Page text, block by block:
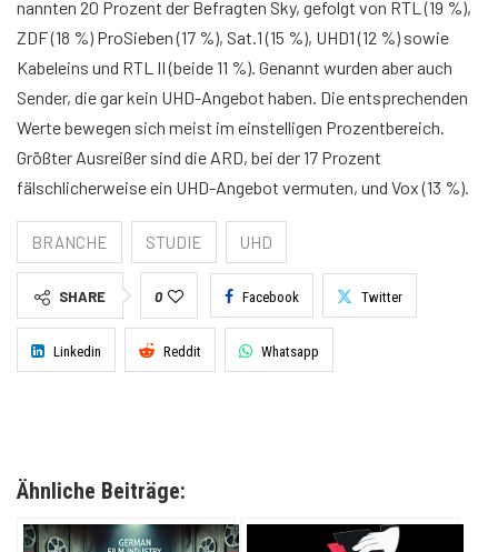
nannten 20 Prozent der Befragten Sky, gefolgt von RTL (19 %),
ZDF (18 %) ProSieben (17 %), Sat.1 (15 %), UHD1 (12 %) sowie
Kabeleins und RTL II (beide 11 %). Genannt wurden aber auch
Sender, die gar kein UHD-Angebot haben. Die entsprechenden
Werte bewegen sich meist im einstelligen Prozentbereich.
Größter Ausreißer sind die ARD, bei der 17 Prozent
fälschlicherweise ein UHD-Angebot vermuten, und Vox (13 %).
BRANCHE STUDIE UHD
SHARE 0 Facebook Twitter
Linkedin Reddit Whatsapp
Ähnliche Beiträge: